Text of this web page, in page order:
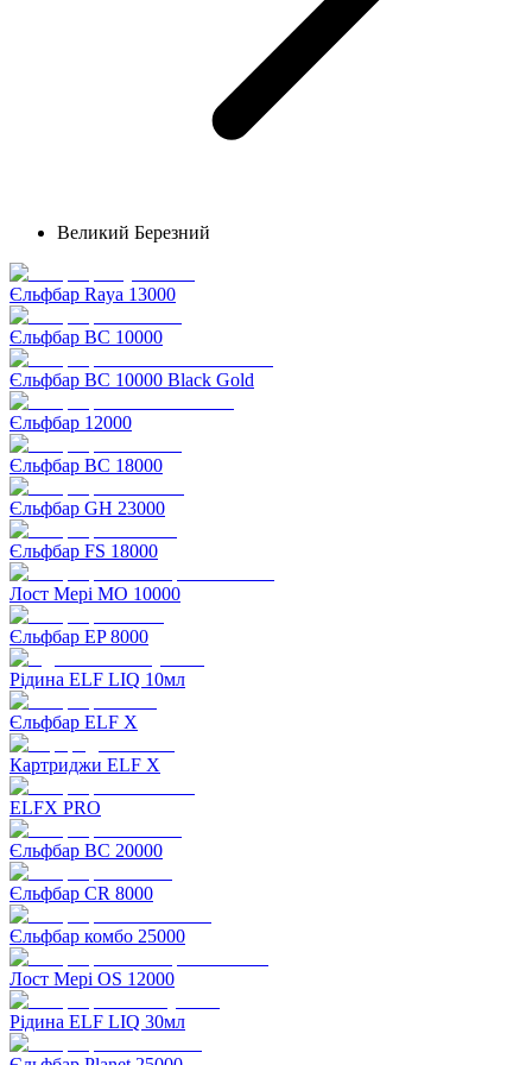
Великий Березний
Єльфбар Raya 13000
Єльфбар BC 10000
Єльфбар BC 10000 Black Gold
Єльфбар 12000
Єльфбар BC 18000
Єльфбар GH 23000
Єльфбар FS 18000
Лост Мері MO 10000
Єльфбар EP 8000
Рідина ELF LIQ 10мл
Єльфбар ELF X
Картриджи ELF X
ELFX PRO
Єльфбар BC 20000
Єльфбар CR 8000
Єльфбар комбо 25000
Лост Мері OS 12000
Рідина ELF LIQ 30мл